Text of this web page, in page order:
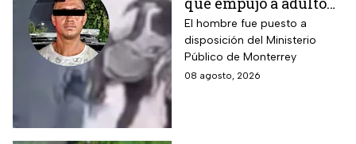
mayor frente a un
tráiler en Monterrey
El hombre fue puesto a
disposición del Ministerio
Público de Monterrey
08 agosto, 2026